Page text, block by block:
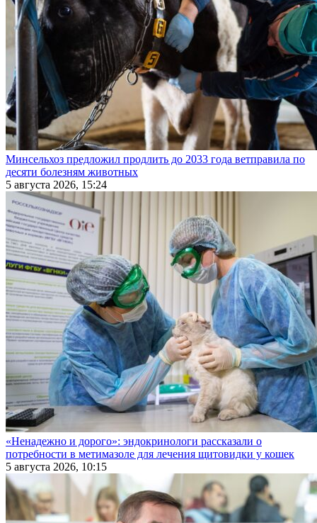
Минсельхоз предложил продлить до 2033 года ветправила по
десяти болезням животных
5 августа 2026, 15:24
«Ненадежно и дорого»: эндокринологи рассказали о
потребности в метимазоле для лечения щитовидки у кошек
5 августа 2026, 10:15